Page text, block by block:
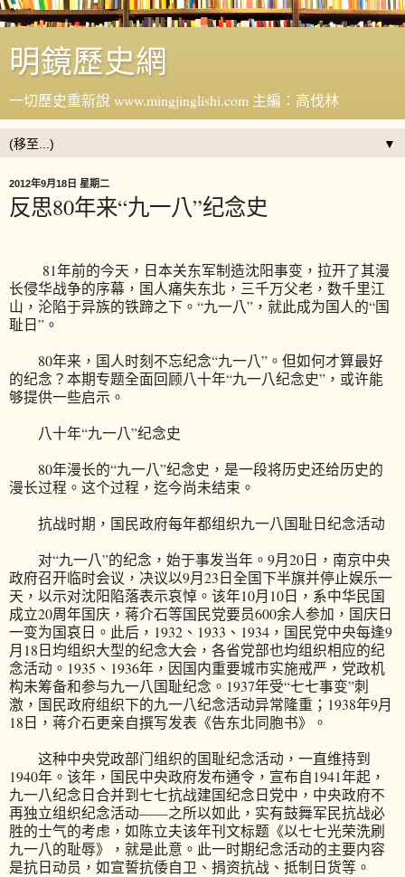
明鏡歷史網
一切歷史重新說 www.mingjinglishi.com 主編：高伐林
▼
2012年9月18日 星期二
反思80年来“九一八”纪念史
81年前的今天，日本关东军制造沈阳事变，拉开了其漫
长侵华战争的序幕，国人痛失东北，三千万父老，数千里江
山，沦陷于异族的铁蹄之下。“九一八”，就此成为国人的“国
耻日”。
80年来，国人时刻不忘纪念“九一八”。但如何才算最好
的纪念？本期专题全面回顾八十年“九一八纪念史”，或许能
够提供一些启示。
八十年“九一八”纪念史
80年漫长的“九一八”纪念史，是一段将历史还给历史的
漫长过程。这个过程，迄今尚未结束。
抗战时期，国民政府每年都组织九一八国耻日纪念活动
对“九一八”的纪念，始于事发当年。9月20日，南京中央
政府召开临时会议，决议以9月23日全国下半旗并停止娱乐一
天，以示对沈阳陷落表示哀悼。该年10月10日，系中华民国
成立20周年国庆，蒋介石等国民党要员600余人参加，国庆日
一变为国哀日。此后，1932、1933、1934，国民党中央每逢9
月18日均组织大型的纪念大会，各省党部也均组织相应的纪
念活动。1935、1936年，因国内重要城市实施戒严，党政机
构未筹备和参与九一八国耻纪念。1937年受“七七事变”刺
激，国民政府组织下的九一八纪念活动异常隆重；1938年9月
18日，蒋介石更亲自撰写发表《告东北同胞书》。
这种中央党政部门组织的国耻纪念活动，一直维持到
1940年。该年，国民中央政府发布通令，宣布自1941年起，
九一八纪念日合并到七七抗战建国纪念日党中，中央政府不
再独立组织纪念活动——之所以如此，实有鼓舞军民抗战必
胜的士气的考虑，如陈立夫该年刊文标题《以七七光荣洗刷
九一八的耻辱》，就是此意。此一时期纪念活动的主要内容
是抗日动员，如宣誓抗倭自卫、捐资抗战、抵制日货等。